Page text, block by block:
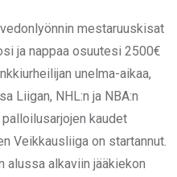
mestaruuskisat
ja nappaa osuutesi 2500€
unelma-aikaa,
Liigan, NHL:n ja NBA:n
kaudet
Veikkausliiga on startannut.
alussa alkaviin jääkiekon